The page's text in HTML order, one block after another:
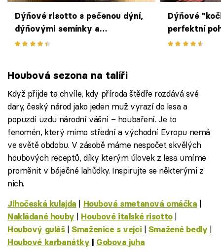
Dýňové risotto s pečenou dýní,
dýňovými semínky a
stracciatellou podle Radka
Dýňové
perfektní
Halloween
Houbová sezona na talíři
Když přijde ta chvíle, kdy příroda štědře rozdává své
dary, český národ jako jeden muž vyrazí do lesa a
popuzdí uzdu národní vášní – houbaření. Je to
fenomén, který mimo střední a východní Evropu nemá
ve světě obdobu. V zásobě máme nespočet skvělých
houbových receptů, díky kterým úlovek z lesa umíme
proměnit v báječné lahůdky. Inspirujte se některými z
nich.
Jihočeská kulajda | Houbová smetanová omáčka |
Nakládané houby | Houbové italské risotto|
Houbový guláš|Smaženice s vejci | Smažené bedly |
Houbové karbanátky Gobova juha